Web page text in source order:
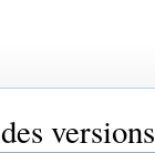
versions